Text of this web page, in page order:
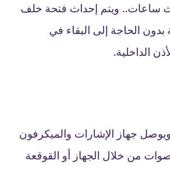
ساعات.. ويتم إحداث فتحة خلف
بدون الحاجة إلى البقاء في
الداخلية.
جهاز الإشارات والميكرفون
من خلال الجهاز أو القوقعة